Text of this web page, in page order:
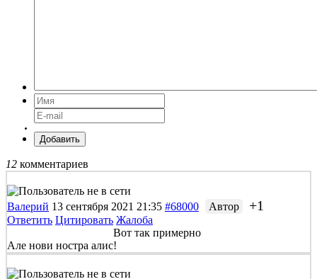
Добавить
12 комментариев
Валерий 13 сентября 2021 21:35 #68000 Автор +1
Ответить Цитировать Жалоба
Вот так примерно
Але нови ностра алис!